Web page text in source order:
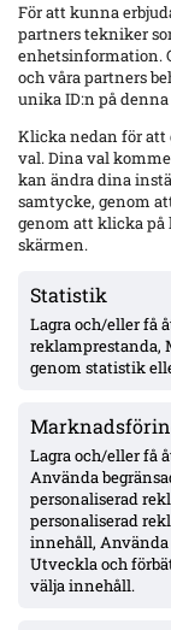
För att kunna
partners tekniker
enhetsinformation.
och våra partners
unika ID:n på
Klicka nedan för att
val. Dina val
kan ändra dina
samtycke, genom
genom att klicka på
skärmen.
Statistik
Lagra och/eller få
reklamprestanda,
genom statistik
Lagra och/eller få
Använda
personaliserad
personaliserad
innehåll,
Utveckla och
välja innehåll.
17-